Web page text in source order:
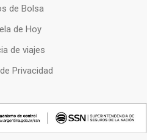
de Bolsa
de Hoy
de viajes
Privacidad